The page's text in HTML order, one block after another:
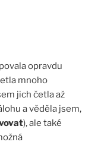
opravdu
mnoho
jich četla až
a věděla jsem,
), ale také